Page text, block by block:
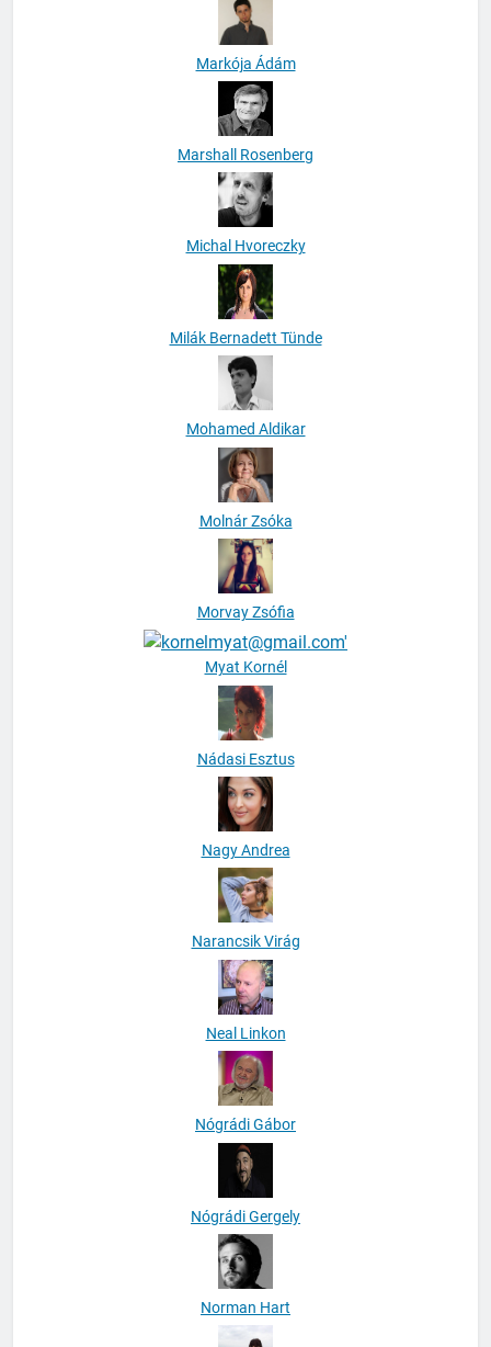
Markója Ádám
Marshall Rosenberg
Michal Hvoreczky
Milák Bernadett Tünde
Mohamed Aldikar
Molnár Zsóka
Morvay Zsófia
Myat Kornél
Nádasi Esztus
Nagy Andrea
Narancsik Virág
Neal Linkon
Nógrádi Gábor
Nógrádi Gergely
Norman Hart